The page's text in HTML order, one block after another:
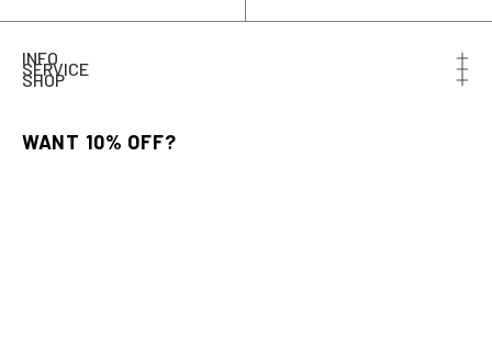
INFO
SERVICE
SHOP